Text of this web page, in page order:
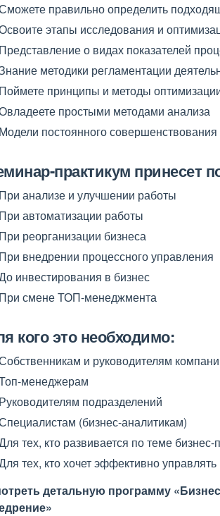
правильно определить
этапы исследования и
Представление о видах показателей
методики регламентации
Поймете принципы и методы
простыми методами анализа
Модели постоянного совершенствования
практикум принесет
При анализе и улучшении работы
При автоматизации работы
При реорганизации бизнеса
При внедрении процессного управления
инвестирования в бизнес
При смене ТОП-менеджмента
кого это необходимо:
и руководителям
менеджерам
Руководителям подразделений
(бизнес-аналитикам)
тех, кто развивается по теме бизнес-
тех, кто хочет эффективно управлять
детальную программу